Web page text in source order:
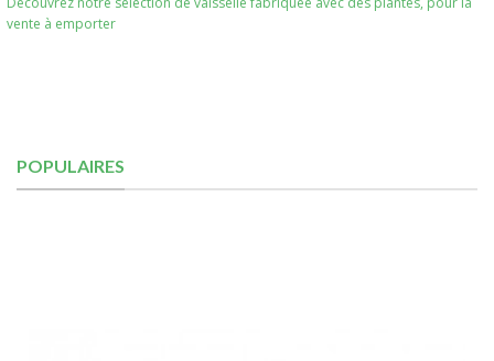
Je découvre
vente à emporter
POPULAIRES